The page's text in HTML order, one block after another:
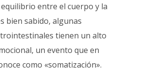
entre el cuerpo y la
bien sabido, algunas
tienen un alto
un evento que en
como «somatización».